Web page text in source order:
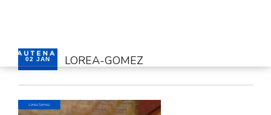
HOME
SERVICES
02 JAN LOREA-GOMEZ